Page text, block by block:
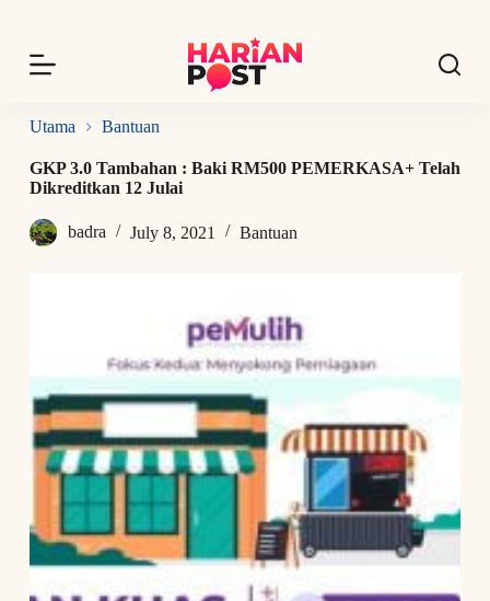
p
o
n
n
Utama Bantuan
GKP 3.0 Tambahan : Baki RM500 PEMERKASA+ Telah
Dikreditkan 12 Julai
badra July 8, 2021 Bantuan